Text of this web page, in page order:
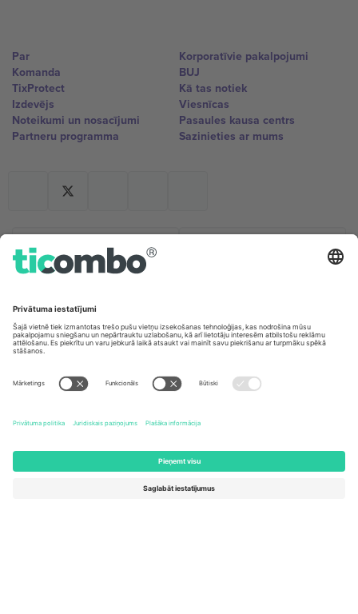
Par
Komanda
TixProtect
Izdevējs
Noteikumi un nosacījumi
Partneru programma
Korporatīvie pakalpojumi
BUJ
Kā tas notiek
Viesnīcas
Pasaules kausa centrs
Sazinieties ar mums
Biroji un atbalsts
Germany
Unter den Linden 24, 10117
Berlin, Germany
United Kingdom
Kingdom
United States
Newark, Delaware 19713, United
Switzerland
Engelberg, Switzerland